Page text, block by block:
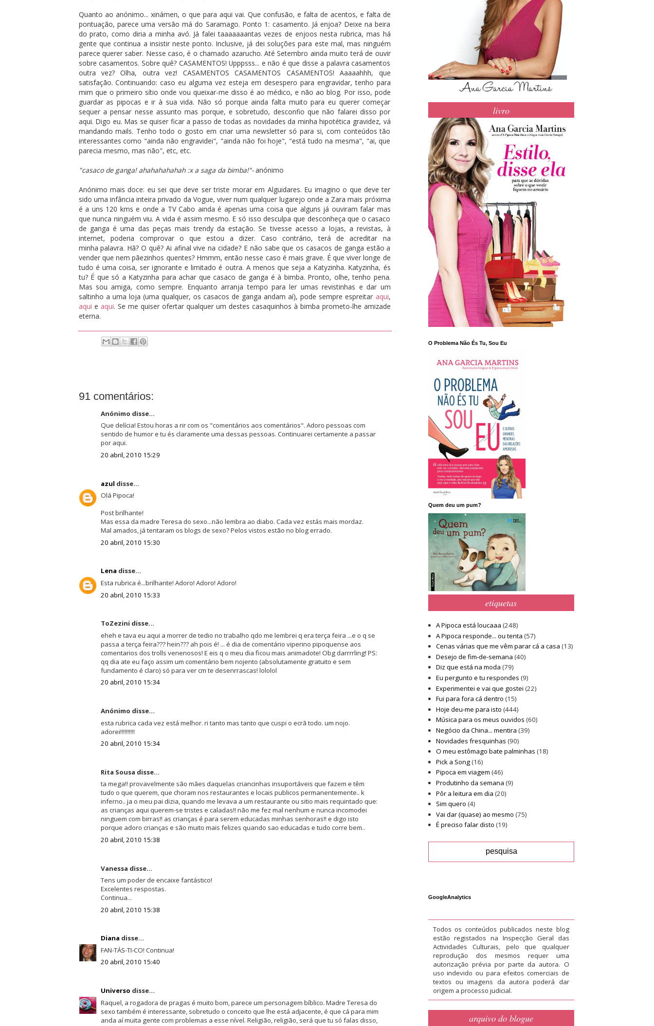
Quanto ao anónimo... xinámen, o que para aqui vai. Que confusão, e falta de acentos, e falta de
pontuação, parece uma versão má do Saramago. Ponto 1: casamento. Já enjoa? Deixe na beira
do prato, como diria a minha avó. Já falei taaaaaaantas vezes de enjoos nesta rubrica, mas há
gente que continua a insistir neste ponto. Inclusive, já dei soluções para este mal, mas ninguém
parece querer saber. Nesse caso, é o chamado azarucho. Até Setembro ainda muito terá de ouvir
sobre casamentos. Sobre quê? CASAMENTOS! Upppsss... e não é que disse a palavra casamentos
outra vez? Olha, outra vez! CASAMENTOS CASAMENTOS CASAMENTOS! Aaaaahhh, que
satisfação. Continuando: caso eu alguma vez esteja em desespero para engravidar, tenho para
mim que o primeiro sítio onde vou queixar-me disso é ao médico, e não ao blog. Por isso, pode
guardar as pipocas e ir à sua vida. Não só porque ainda falta muito para eu querer começar
sequer a pensar nesse assunto mas porque, e sobretudo, desconfio que não falarei disso por
aqui. Digo eu. Mas se quiser ficar a passo de todas as novidades da minha hipotética gravidez, vá
mandando mails. Tenho todo o gosto em criar uma newsletter só para si, com conteúdos tão
interessantes como "ainda não engravidei", "ainda não foi hoje", "está tudo na mesma", "ai, que
parecia mesmo, mas não", etc, etc.
"casaco de ganga! ahahahahahah :x a saga da bimba!"-anónimo
Anónimo mais doce: eu sei que deve ser triste morar em Alguidares. Eu imagino o que deve ter
sido uma infância inteira privado da Vogue, viver num qualquer lugarejo onde a Zara mais próxima
é a uns 120 kms e onde a TV Cabo ainda é apenas uma coisa que alguns já ouviram falar mas
que nunca ninguém viu. A vida é assim mesmo. E só isso desculpa que desconheça que o casaco
de ganga é uma das peças mais trendy da estação. Se tivesse acesso a lojas, a revistas, à
internet, poderia comprovar o que estou a dizer. Caso contrário, terá de acreditar na
minha palavra. Hã? O quê? Ai afinal vive na cidade? E não sabe que os casacos de ganga estão a
vender que nem pãezinhos quentes? Hmmm, então nesse caso é mais grave. É que viver longe de
tudo é uma coisa, ser ignorante e limitado é outra. A menos que seja a Katyzinha. Katyzinha, és
tu? É que só a Katyzinha para achar que casaco de ganga é à bimba. Pronto, olhe, tenho pena.
Mas sou amiga, como sempre. Enquanto arranja tempo para ler umas revistinhas e dar um
saltinho a uma loja (uma qualquer, os casacos de ganga andam aí), pode sempre espreitar aqui,
aqui e aqui. Se me quiser ofertar qualquer um destes casaquinhos à bimba prometo-lhe amizade
eterna.
91 comentários:
Anónimo disse...
Que delícia! Estou horas a rir com os "comentários aos comentários". Adoro pessoas com
sentido de humor e tu és claramente uma dessas pessoas. Continuarei certamente a passar
por aqui.
20 abril, 2010 15:29
azul disse...
Olá Pipoca!
Post brilhante!
Mas essa da madre Teresa do sexo...não lembra ao diabo. Cada vez estás mais mordaz.
Mal amados, já tentaram os blogs de sexo? Pelos vistos estão no blog errado.
20 abril, 2010 15:30
Lena disse...
Esta rubrica é...brilhante! Adoro! Adoro! Adoro!
20 abril, 2010 15:33
ToZezini disse...
eheh e tava eu aqui a morrer de tedio no trabalho qdo me lembrei q era terça feira ...e o q se
passa a terça feira??? hein??? ah pois é! ... é dia de comentário viperino pipoquense aos
comentarios dos trolls venenosos! E eis q o meu dia ficou mais animadote! Obg darrrrling! PS:
qq dia ate eu faço assim um comentário bem nojento (absolutamente gratuito e sem
fundamento é claro) só para ver cm te desenrrascas! lololol
20 abril, 2010 15:34
Anónimo disse...
esta rubrica cada vez está melhor. ri tanto mas tanto que cuspi o ecrã todo. um nojo.
adorei!!!!!!!!!!
20 abril, 2010 15:34
Rita Sousa disse...
ta mega!! provavelmente são mães daquelas criancinhas insuportáveis que fazem e têm
tudo o que querem, que choram nos restaurantes e locais publicos permanentemente.. k
inferno.. ja o meu pai dizia, quando me levava a um restaurante ou sitio mais requintado que:
as crianças aqui querem-se tristes e caladas!! não me fez mal nenhum e nunca incomodei
ninguem com birras!! as crianças é para serem educadas minhas senhoras!! e digo isto
porque adoro crianças e são muito mais felizes quando sao educadas e tudo corre bem..
20 abril, 2010 15:38
Vanessa disse...
Tens um poder de encaixe fantástico!
Excelentes respostas.
Continua...
20 abril, 2010 15:38
Diana disse...
FAN-TÁS-TI-CO! Continua!
20 abril, 2010 15:40
Universo disse...
Raquel, a rogadora de pragas é muito bom, parece um personagem bíblico. Madre Teresa do
sexo também é interessante, sobretudo o conceito que lhe está adjacente, é que cá para mim
anda aí muita gente com problemas a esse nível. Religião, religião, será que tu só falas disso,
livro
O Problema Não És Tu, Sou Eu
Quem deu um pum?
etiquetas
A Pipoca está loucaaa (248)
A Pipoca responde... ou tenta (57)
Cenas várias que me vêm parar cá a casa (13)
Desejo de fim-de-semana (40)
Diz que está na moda (79)
Eu pergunto e tu respondes (9)
Experimentei e vai que gostei (22)
Fui para fora cá dentro (15)
Hoje deu-me para isto (444)
Música para os meus ouvidos (60)
Negócio da China... mentira (39)
Novidades fresquinhas (90)
O meu estômago bate palminhas (18)
Pick a Song(16)
Pipoca em viagem (46)
Produtinho da semana (9)
Pôr a leitura em dia (20)
Sim quero (4)
Vai dar (quase) ao mesmo (75)
É preciso falar disto (19)
GoogleAnalytics
Todos os conteúdos publicados neste blog
estão registados na Inspecção Geral das
Actividades Culturais, pelo que qualquer
reprodução dos mesmos requer uma
autorização prévia por parte da autora. O
uso indevido ou para efeitos comerciais de
textos ou imagens da autora poderá dar
origem a processo judicial.
arquivo do blogue